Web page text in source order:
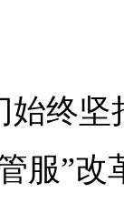
始终
服”